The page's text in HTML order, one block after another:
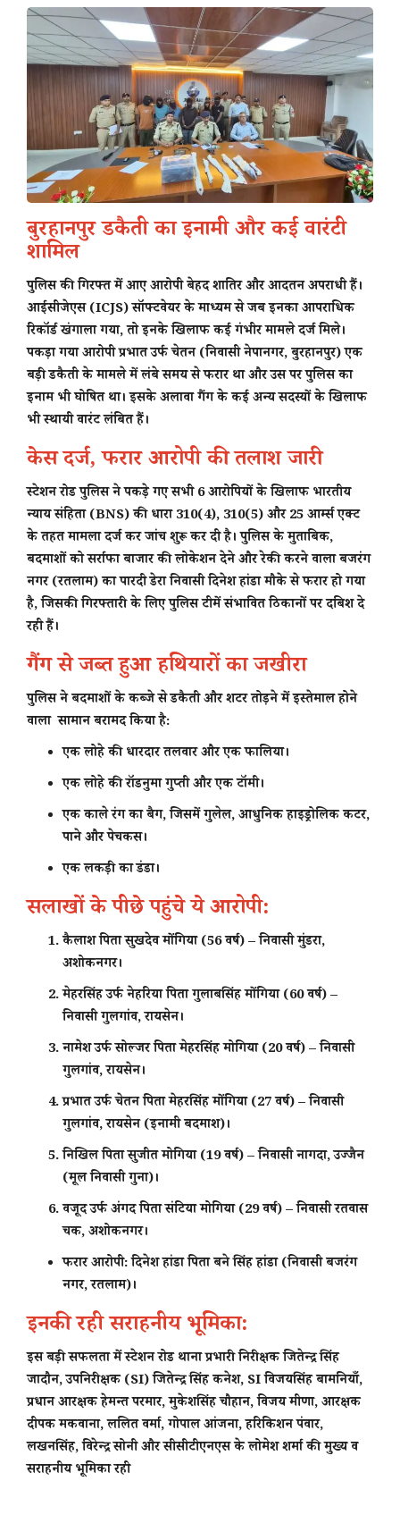
बुरहानपुर डकैती का इनामी और कई वारंटी
शामिल
पुलिस की गिरफ्त में आए आरोपी बेहद शातिर और आदतन अपराधी हैं।
आईसीजेएस (ICJS) सॉफ्टवेयर के माध्यम से जब इनका आपराधिक
रिकॉर्ड खंगाला गया, तो इनके खिलाफ कई गंभीर मामले दर्ज मिले।
पकड़ा गया आरोपी प्रभात उर्फ चेतन (निवासी नेपानगर, बुरहानपुर) एक
बड़ी डकैती के मामले में लंबे समय से फरार था और उस पर पुलिस का
इनाम भी घोषित था। इसके अलावा गैंग के कई अन्य सदस्यों के खिलाफ
भी स्थायी वारंट लंबित हैं।
केस दर्ज, फरार आरोपी की तलाश जारी
स्टेशन रोड पुलिस ने पकड़े गए सभी 6 आरोपियों के खिलाफ भारतीय
न्याय संहिता (BNS) की धारा 310(4), 310(5) और 25 आर्म्स एक्ट
के तहत मामला दर्ज कर जांच शुरू कर दी है। पुलिस के मुताबिक,
बदमाशों को सर्राफा बाजार की लोकेशन देने और रेकी करने वाला बजरंग
नगर (रतलाम) का पारदी डेरा निवासी दिनेश हांडा मौके से फरार हो गया
है, जिसकी गिरफ्तारी के लिए पुलिस टीमें संभावित ठिकानों पर दबिश दे
रही हैं।
गैंग से जब्त हुआ हथियारों का जखीरा
पुलिस ने बदमाशों के कब्जे से डकैती और शटर तोड़ने में इस्तेमाल होने
वाला सामान बरामद किया है:
एक लोहे की धारदार तलवार और एक फालिया।
एक लोहे की रॉडनुमा गुप्ती और एक टॉमी।
एक काले रंग का बैग, जिसमें गुलेल, आधुनिक हाइड्रोलिक कटर,
पाने और पेचकस।
एक लकड़ी का डंडा।
सलाखों के पीछे पहुंचे ये आरोपी:
कैलाशपिता सुखदेव मोंगिया (56 वर्ष) – निवासी मुंडरा,
अशोकनगर।
मेहरसिंह उर्फ नेहरियापिता गुलाबसिंह मोंगिया (60 वर्ष) –
निवासी गुलगांव, रायसेन।
नामेश उर्फ सोल्जरपिता मेहरसिंह मोगिया (20 वर्ष) – निवासी
गुलगांव, रायसेन।
प्रभात उर्फ चेतनपिता मेहरसिंह मोंगिया (27 वर्ष) – निवासी
गुलगांव, रायसेन (इनामी बदमाश)।
निखिलपिता सुजीत मोगिया (19 वर्ष) – निवासी नागदा, उज्जैन
(मूल निवासी गुना)।
वजूद उर्फ अंगदपिता संटिया मोगिया (29 वर्ष) – निवासी रतवास
चक, अशोकनगर।
फरार आरोपी:दिनेश हांडा पिता बने सिंह हांडा (निवासी बजरंग
नगर, रतलाम)।
इनकी रही सराहनीय भूमिका:
इस बड़ी सफलता में स्टेशन रोड थाना प्रभारी निरीक्षक जितेन्द्र सिंह
जादौन, उपनिरीक्षक (SI) जितेन्द्र सिंह कनेश, SI विजयसिंह बामनियाँ,
प्रधान आरक्षक हेमन्त परमार, मुकेशसिंह चौहान, विजय मीणा, आरक्षक
दीपक मकवाना, ललित वर्मा, गोपाल आंजना, हरिकिशन पंवार,
लखनसिंह, विरेन्द्र सोनी और सीसीटीएनएस के लोमेश शर्मा की मुख्य व
सराहनीय भूमिका रही